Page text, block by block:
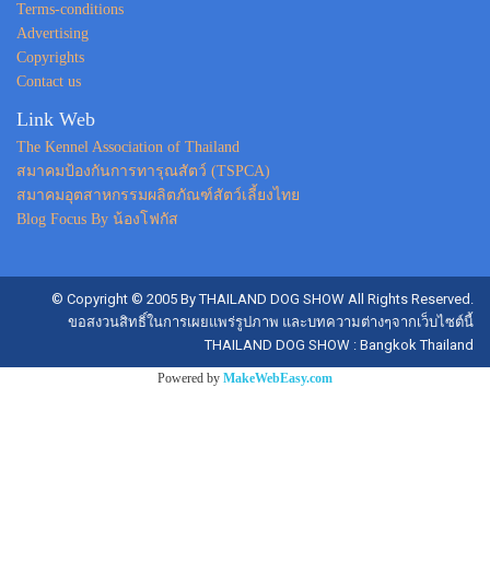
Terms-conditions
Advertising
Copyrights
Contact us
Link Web
The Kennel Association of Thailand
สมาคมป้องกันการทารุณสัตว์ (TSPCA)
สมาคมอุตสาหกรรมผลิตภัณฑ์สัตว์เลี้ยงไทย
Blog Focus By น้องโฟกัส
© Copyright © 2005 By THAILAND DOG SHOW All Rights Reserved.
ขอสงวนสิทธิ์ในการเผยแพร่รูปภาพ และบทความต่างๆจากเว็บไซต์นี้
THAILAND DOG SHOW : Bangkok Thailand
Powered by MakeWebEasy.com